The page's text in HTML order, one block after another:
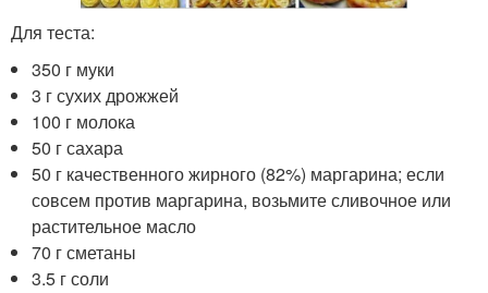
Для теста:
350 г муки
3 г сухих дрожжей
100 г молока
50 г сахара
50 г качественного жирного (82%) маргарина; если
совсем против маргарина, возьмите сливочное или
растительное масло
70 г сметаны
3.5 г соли